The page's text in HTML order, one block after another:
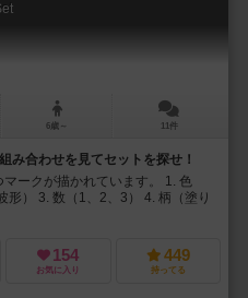
6歳～ 11件
み合わせを見てセットを探せ！
ークが描かれています。 1. 色
形） 3. 数（1、2、3） 4. 柄（塗り
154
お気に入り
449
持ってる